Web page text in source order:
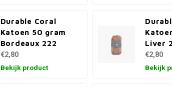
Durable Coral
Katoen 50 gram
Bordeaux 222
€2,80
Bekijk product
Liver
€2,80
Bekijk